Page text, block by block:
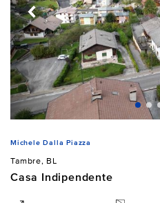
Michele Dalla Piazza
Tambre, BL
Casa Indipendente